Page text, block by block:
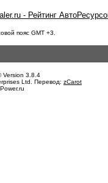
пояс GMT +3.
Version 3.8.4
Ltd. Перевод: zCarot